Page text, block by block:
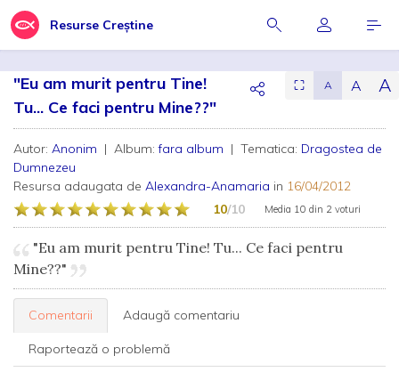
Resurse Creștine
"Eu am murit pentru Tine!
Tu... Ce faci pentru Mine??"
⛶ A A A
Autor: Anonim | Album:fara album | Tematica: Dragostea de
Dumnezeu
Resursa adaugata de Alexandra-Anamaria in 16/04/2012
10/10 Media 10 din 2 voturi
"Eu am murit pentru Tine! Tu... Ce faci pentru
Mine??"
Comentarii Adaugă comentariu
Raportează o problemă